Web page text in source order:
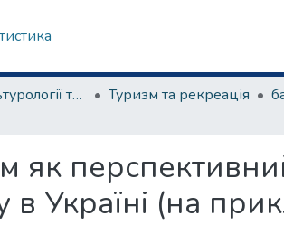
Кафедра культурології та музеєзнавства Туризм та рекреація
як
Україні (на